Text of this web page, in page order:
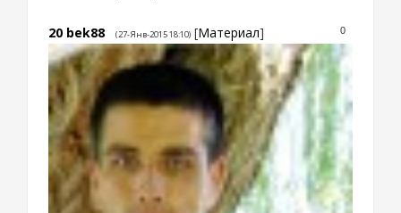
0
20 bek88 (27-Янв-2015 18:10) [Материал]